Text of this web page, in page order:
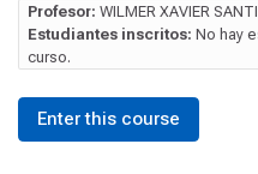
Profesor: WILMER XAVIER
Estudiantes inscritos: No hay
curso.
Enter this course